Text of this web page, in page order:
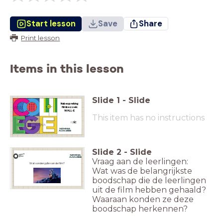
Start lesson Save Share
Print lesson
Items in this lesson
Nabespreking
filmbezoek:
WALL-E
Slide 1 - Slide
This item has no instructions
Wat vonden jullie van de film?
Slide 2 - Slide
Vraag aan de leerlingen:
Wat was de belangrijkste
boodschap die de leerlingen
uit de film hebben gehaald?
Waaraan konden ze deze
boodschap herkennen?